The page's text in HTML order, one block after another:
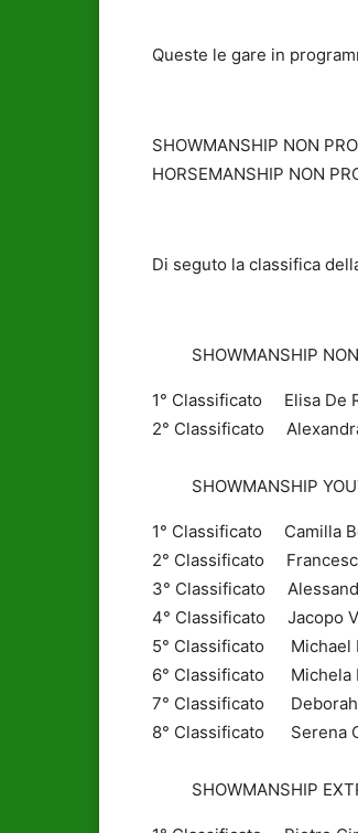
Queste le gare in
SHOWMANSHIP NON
HORSEMANSHIP NON
Di seguto la classifica
SHOWMANSHIP NON
1° Classificato Elisa De
2° Classificato
SHOWMANSHIP
1° Classificato Camilla
2° Classificato
3° Classificato
4° Classificato Jacopo
5° Classificato Michael
6° Classificato Michela
7° Classificato Deborah
8° Classificato Serena
SHOWMANSHIP